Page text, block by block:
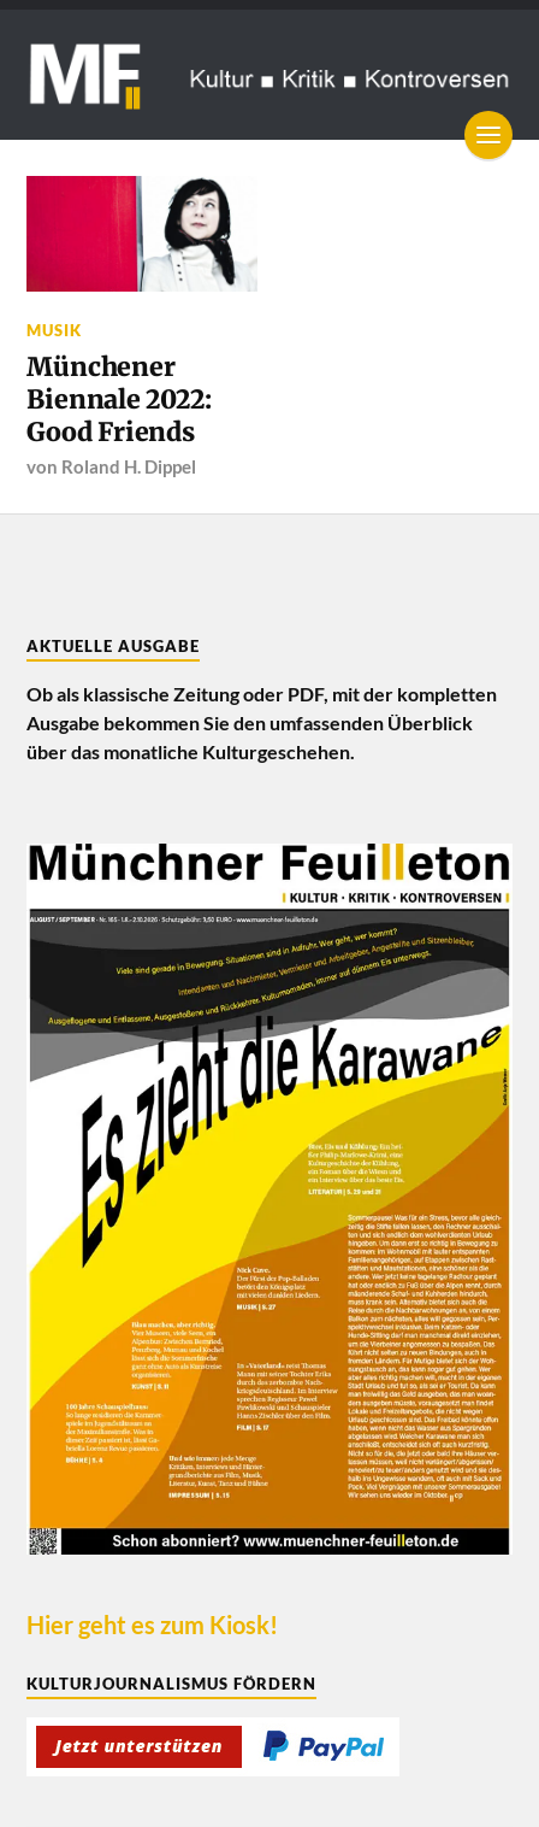
MUSIK
Münchener
Biennale 2022:
Good Friends
von Roland H. Dippel
AKTUELLE AUSGABE
Ob als klassische Zeitung oder PDF, mit der kompletten
Ausgabe bekommen Sie den umfassenden Überblick
über das monatliche Kulturgeschehen.
Hier geht es zum Kiosk!
KULTURJOURNALISMUS FÖRDERN